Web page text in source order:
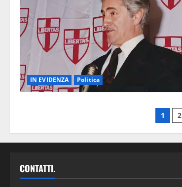
IN EVIDENZA Politica
1 2
CONTATTI.